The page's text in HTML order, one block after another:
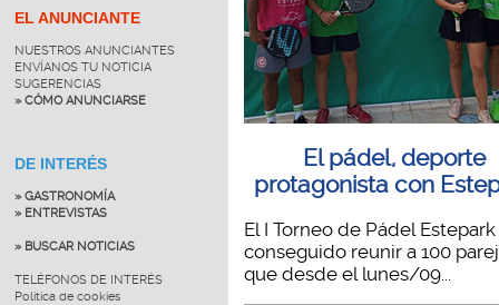
EL ANUNCIANTE
NUESTROS ANUNCIANTES
ENVÍANOS TU NOTICIA
SUGERENCIAS
» CÓMO ANUNCIARSE
DE INTERÉS
» GASTRONOMÍA
» ENTREVISTAS
» BUSCAR NOTICIAS
TELÉFONOS DE INTERÉS
Política de cookies
El pádel, deporte
protagonista con
El I Torneo de Pádel
conseguido reunir a 100
que desde el lunes/09...